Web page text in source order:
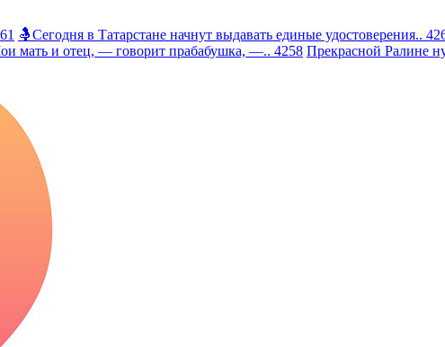
🤱Сегодня в Татарстане начнут выдавать единые удостоверения..
и отец, — говорит прабабушка, —.. 4258 Прекрасной Ралине